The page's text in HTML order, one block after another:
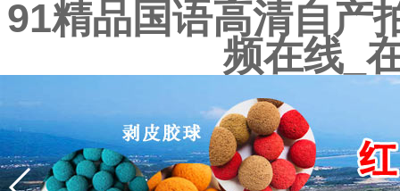
91精品国语高清自产
频在线_